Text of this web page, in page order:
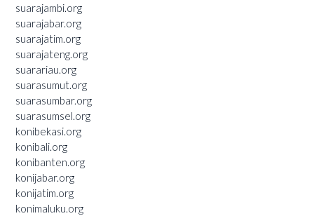
suarajambi.org
suarajabar.org
suarajatim.org
suarajateng.org
suarariau.org
suarasumut.org
suarasumbar.org
suarasumsel.org
konibekasi.org
konibali.org
konibanten.org
konijabar.org
konijatim.org
konimaluku.org